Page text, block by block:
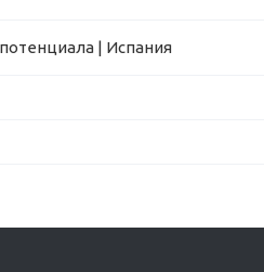
| Испания